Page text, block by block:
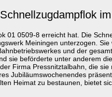
01 0509-8 erreicht hat. Die
Meiningen unterzogen.
und der
sie beförderte unter anderem
Firma Pressnitztalbahn, die
Jubiläumswochenendes
Heimat zu bestaunen, bietet